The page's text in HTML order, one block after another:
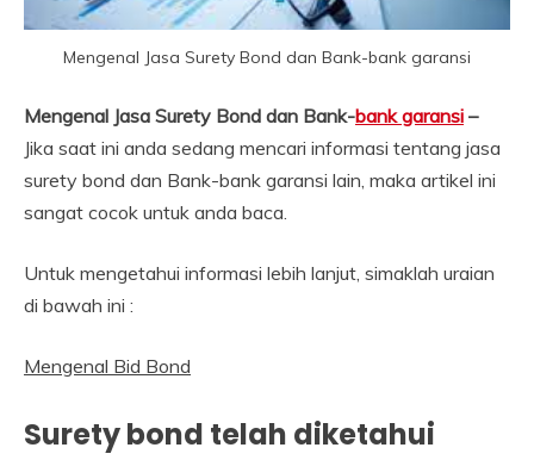
Mengenal Jasa Surety Bond dan Bank-bank garansi
Mengenal Jasa Surety Bond dan Bank-bank garansi –
Jika saat ini anda sedang mencari informasi tentang jasa
surety bond dan Bank-bank garansi lain, maka artikel ini
sangat cocok untuk anda baca.
Untuk mengetahui informasi lebih lanjut, simaklah uraian
di bawah ini :
Mengenal Bid Bond
Surety bond telah diketahui